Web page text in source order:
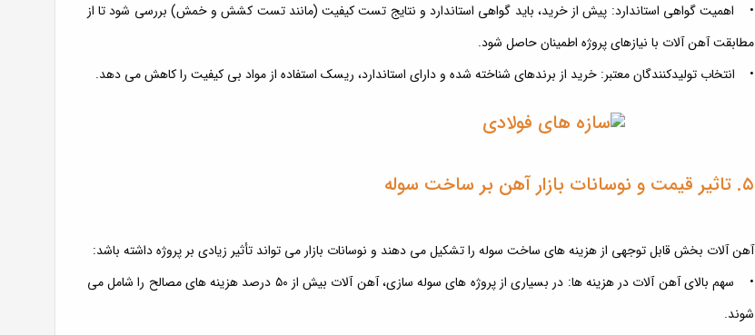
• اهمیت گواهی استاندارد: پیش از خرید، باید گواهی استاندارد و نتایج تست کیفیت (مانند تست کشش و خمش) بررسی شود تا از
مطابقت آهن آلات با نیازهای پروژه اطمینان حاصل شود.
• انتخاب تولیدکنندگان معتبر: خرید از برندهای شناخته شده و دارای استاندارد، ریسک استفاده از مواد بی کیفیت را کاهش می دهد.
۵. تاثیر قیمت و نوسانات بازار آهن بر ساخت سوله
آهن آلات بخش قابل توجهی از هزینه های ساخت سوله را تشکیل می دهند و نوسانات بازار می تواند تأثیر زیادی بر پروژه داشته باشد:
• سهم بالای آهن آلات در هزینه ها: در بسیاری از پروژه های سوله سازی، آهن آلات بیش از ۵۰ درصد هزینه های مصالح را شامل می
شوند.